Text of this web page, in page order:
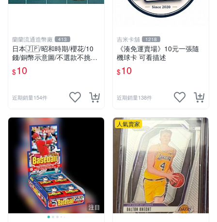
蘭蘭流通造幣廠 413
日本🇯🇵/昭和時期/櫻花/10
錢/銅幣示意圖/不選款不挑品/
隨機出貨
$10
近期銷量154件
吉米卡舖 1218
《湊免運賣場》10元一張隨
機球卡 可看描述
$10
近期銷量138件
注目
人氣賣家